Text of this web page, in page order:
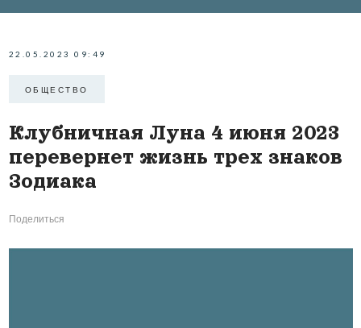
22.05.2023 09:49
ОБЩЕСТВО
Клубничная Луна 4 июня 2023
перевернет жизнь трех знаков
Зодиака
Поделиться